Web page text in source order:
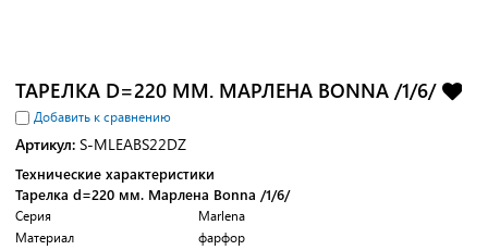
ТАРЕЛКА D=220 ММ. МАРЛЕНА BONNA /1/6/
Добавить к сравнению
Артикул: S-MLEABS22DZ
Технические характеристики
Тарелка d=220 мм. Марлена Bonna /1/6/
Серия
Marlena
Материал
фарфор